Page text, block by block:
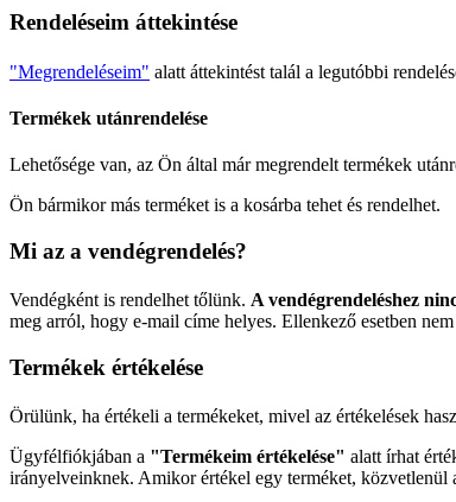
Rendeléseim áttekintése
"Megrendeléseim" alatt áttekintést talál a legutóbbi
Termékek utánrendelése
Lehetősége van, az Ön által már megrendelt termékek
Ön bármikor más terméket is a kosárba tehet és rendelhet.
Mi az a vendégrendelés?
Vendégként is rendelhet tőlünk. A vendégrendeléshez
meg arról, hogy e-mail címe helyes. Ellenkező esetben
Termékek értékelése
Örülünk, ha értékeli a termékeket, mivel az értékelések
Ügyfélfiókjában a "Termékeim értékelése" alatt írhat
irányelveinknek. Amikor értékel egy terméket, közvetlenül